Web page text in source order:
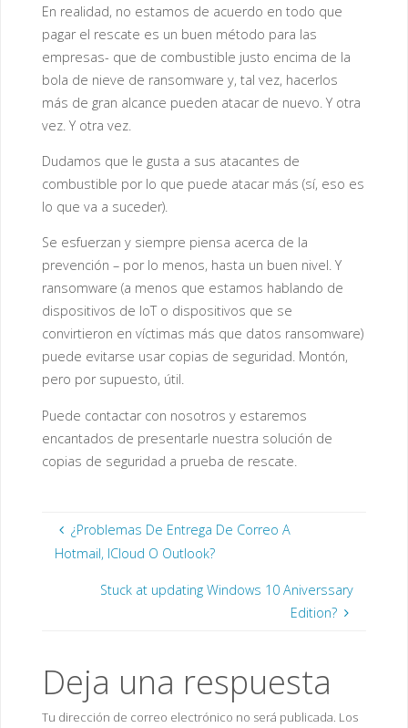
En realidad, no estamos de acuerdo en todo que
pagar el rescate es un buen método para las
empresas- que de combustible justo encima de la
bola de nieve de ransomware y, tal vez, hacerlos
más de gran alcance pueden atacar de nuevo. Y otra
vez. Y otra vez.
Dudamos que le gusta a sus atacantes de
combustible por lo que puede atacar más (sí, eso es
lo que va a suceder).
Se esfuerzan y siempre piensa acerca de la
prevención – por lo menos, hasta un buen nivel. Y
ransomware (a menos que estamos hablando de
dispositivos de IoT o dispositivos que se
convirtieron en víctimas más que datos ransomware)
puede evitarse usar copias de seguridad. Montón,
pero por supuesto, útil.
Puede contactar con nosotros y estaremos
encantados de presentarle nuestra solución de
copias de seguridad a prueba de rescate.
¿Problemas De Entrega De Correo A
Hotmail, ICloud O Outlook?
Stuck at updating Windows 10 Aniverssary
Edition?
Deja una respuesta
Tu dirección de correo electrónico no será publicada. Los